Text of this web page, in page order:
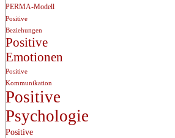
PERMA-Modell
Positive
Beziehungen
Positive
Emotionen
Positive
Kommunikation
Positive
Psychologie
Positive